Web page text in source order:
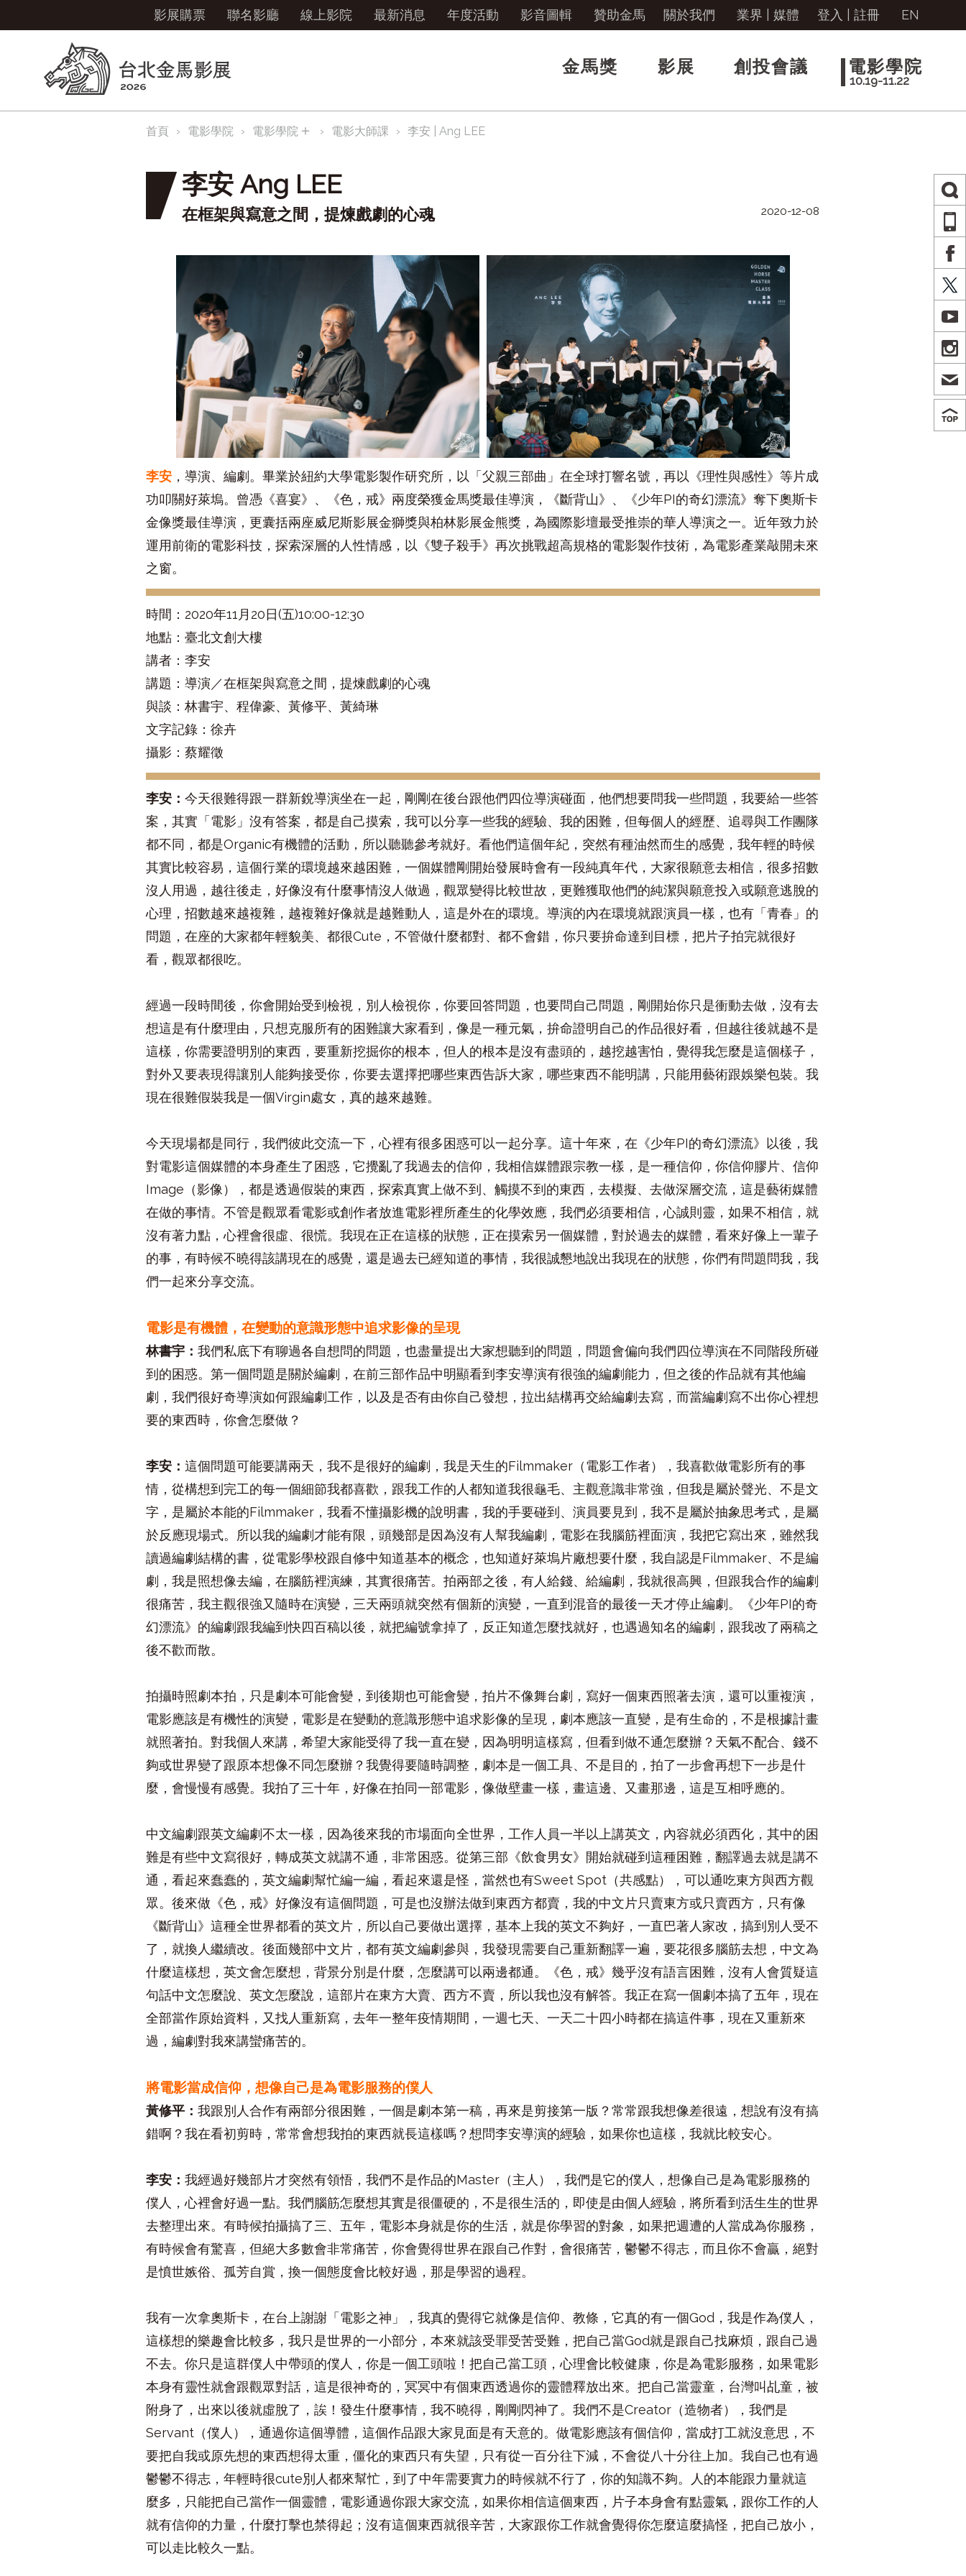
影展購票 聯名影廳 線上影院 最新消息 年度活動 影音圖輯 贊助金馬 關於我們 業界 | 媒體 登入 註冊 EN
金馬獎 影展 創投會議 電影學院
10.19-11.22
首頁 電影學院 電影學院 ＋ 電影大師課 李安 | Ang LEE
李安 Ang LEE
在框架與寫意之間，提煉戲劇的心魂 2020-12-08
李安 ，導演、編劇。畢業於紐約大學電影製作研究所，以「父親三部曲」在全球打響名號，再以《理性與感性》等片成
功叩關好萊塢。曾憑《喜宴》、《色，戒》兩度榮獲金馬獎最佳導演，《斷背山》、《少年PI的奇幻漂流》奪下奧斯卡
金像獎最佳導演，更囊括兩座威尼斯影展金獅獎與柏林影展金熊獎，為國際影壇最受推崇的華人導演之一。近年致力於
運用前衛的電影科技，探索深層的人性情感，以《雙子殺手》再次挑戰超高規格的電影製作技術，為電影產業敲開未來
之窗。
時間：2020年11月20日(五)10:00-12:30
地點：臺北文創大樓
講者：李安
講題：導演／在框架與寫意之間，提煉戲劇的心魂
與談：林書宇、程偉豪、黃修平、黃綺琳
文字記錄：徐卉
攝影：蔡耀徵
李安：今天很難得跟一群新銳導演坐在一起，剛剛在後台跟他們四位導演碰面，他們想要問我一些問題，我要給一些答
案，其實「電影」沒有答案，都是自己摸索，我可以分享一些我的經驗、我的困難，但每個人的經歷、追尋與工作團隊
都不同，都是Organic有機體的活動，所以聽聽參考就好。看他們這個年紀，突然有種油然而生的感覺，我年輕的時候
其實比較容易，這個行業的環境越來越困難，一個媒體剛開始發展時會有一段純真年代，大家很願意去相信，很多招數
沒人用過，越往後走，好像沒有什麼事情沒人做過，觀眾變得比較世故，更難獲取他們的純潔與願意投入或願意逃脫的
心理，招數越來越複雜，越複雜好像就是越難動人，這是外在的環境。導演的內在環境就跟演員一樣，也有「青春」的
問題，在座的大家都年輕貌美、都很Cute，不管做什麼都對、都不會錯，你只要拚命達到目標，把片子拍完就很好
看，觀眾都很吃。
經過一段時間後，你會開始受到檢視，別人檢視你，你要回答問題，也要問自己問題，剛開始你只是衝動去做，沒有去
想這是有什麼理由，只想克服所有的困難讓大家看到，像是一種元氣，拚命證明自己的作品很好看，但越往後就越不是
這樣，你需要證明別的東西，要重新挖掘你的根本，但人的根本是沒有盡頭的，越挖越害怕，覺得我怎麼是這個樣子，
對外又要表現得讓別人能夠接受你，你要去選擇把哪些東西告訴大家，哪些東西不能明講，只能用藝術跟娛樂包裝。我
現在很難假裝我是一個Virgin處女，真的越來越難。
今天現場都是同行，我們彼此交流一下，心裡有很多困惑可以一起分享。這十年來，在《少年PI的奇幻漂流》以後，我
對電影這個媒體的本身產生了困惑，它攪亂了我過去的信仰，我相信媒體跟宗教一樣，是一種信仰，你信仰膠片、信仰
Image（影像），都是透過假裝的東西，探索真實上做不到、觸摸不到的東西，去模擬、去做深層交流，這是藝術媒體
在做的事情。不管是觀眾看電影或創作者放進電影裡所產生的化學效應，我們必須要相信，心誠則靈，如果不相信，就
沒有著力點，心裡會很虛、很慌。我現在正在這樣的狀態，正在摸索另一個媒體，對於過去的媒體，看來好像上一輩子
的事，有時候不曉得該講現在的感覺，還是過去已經知道的事情，我很誠懇地說出我現在的狀態，你們有問題問我，我
們一起來分享交流。
電影是有機體，在變動的意識形態中追求影像的呈現
林書宇：我們私底下有聊過各自想問的問題，也盡量提出大家想聽到的問題，問題會偏向我們四位導演在不同階段所碰
到的困惑。第一個問題是關於編劇，在前三部作品中明顯看到李安導演有很強的編劇能力，但之後的作品就有其他編
劇，我們很好奇導演如何跟編劇工作，以及是否有由你自己發想，拉出結構再交給編劇去寫，而當編劇寫不出你心裡想
要的東西時，你會怎麼做？
李安：這個問題可能要講兩天，我不是很好的編劇，我是天生的Filmmaker（電影工作者），我喜歡做電影所有的事
情，從構想到完工的每一個細節我都喜歡，跟我工作的人都知道我很龜毛、主觀意識非常強，但我是屬於聲光、不是文
字，是屬於本能的Filmmaker，我看不懂攝影機的說明書，我的手要碰到、演員要見到，我不是屬於抽象思考式，是屬
於反應現場式。所以我的編劇才能有限，頭幾部是因為沒有人幫我編劇，電影在我腦筋裡面演，我把它寫出來，雖然我
讀過編劇結構的書，從電影學校跟自修中知道基本的概念，也知道好萊塢片廠想要什麼，我自認是Filmmaker、不是編
劇，我是照想像去編，在腦筋裡演練，其實很痛苦。拍兩部之後，有人給錢、給編劇，我就很高興，但跟我合作的編劇
很痛苦，我主觀很強又隨時在演變，三天兩頭就突然有個新的演變，一直到混音的最後一天才停止編劇。《少年PI的奇
幻漂流》的編劇跟我編到快四百稿以後，就把編號拿掉了，反正知道怎麼找就好，也遇過知名的編劇，跟我改了兩稿之
後不歡而散。
拍攝時照劇本拍，只是劇本可能會變，到後期也可能會變，拍片不像舞台劇，寫好一個東西照著去演，還可以重複演，
電影應該是有機性的演變，電影是在變動的意識形態中追求影像的呈現，劇本應該一直變，是有生命的，不是根據計畫
就照著拍。對我個人來講，希望大家能受得了我一直在變，因為明明這樣寫，但看到做不通怎麼辦？天氣不配合、錢不
夠或世界變了跟原本想像不同怎麼辦？我覺得要隨時調整，劇本是一個工具、不是目的，拍了一步會再想下一步是什
麼，會慢慢有感覺。我拍了三十年，好像在拍同一部電影，像做壁畫一樣，畫這邊、又畫那邊，這是互相呼應的。
中文編劇跟英文編劇不太一樣，因為後來我的市場面向全世界，工作人員一半以上講英文，內容就必須西化，其中的困
難是有些中文寫很好，轉成英文就講不通，非常困惑。從第三部《飲食男女》開始就碰到這種困難，翻譯過去就是講不
通，看起來蠢蠢的，英文編劇幫忙編一編，看起來還是怪，當然也有Sweet Spot（共感點），可以通吃東方與西方觀
眾。後來做《色，戒》好像沒有這個問題，可是也沒辦法做到東西方都賣，我的中文片只賣東方或只賣西方，只有像
《斷背山》這種全世界都看的英文片，所以自己要做出選擇，基本上我的英文不夠好，一直巴著人家改，搞到別人受不
了，就換人繼續改。後面幾部中文片，都有英文編劇參與，我發現需要自己重新翻譯一遍，要花很多腦筋去想，中文為
什麼這樣想，英文會怎麼想，背景分別是什麼，怎麼講可以兩邊都通。《色，戒》幾乎沒有語言困難，沒有人會質疑這
句話中文怎麼說、英文怎麼說，這部片在東方大賣、西方不賣，所以我也沒有解答。我正在寫一個劇本搞了五年，現在
全部當作原始資料，又找人重新寫，去年一整年疫情期間，一週七天、一天二十四小時都在搞這件事，現在又重新來
過，編劇對我來講蠻痛苦的。
將電影當成信仰，想像自己是為電影服務的僕人
黃修平：我跟別人合作有兩部分很困難，一個是劇本第一稿，再來是剪接第一版？常常跟我想像差很遠，想說有沒有搞
錯啊？我在看初剪時，常常會想我拍的東西就長這樣嗎？想問李安導演的經驗，如果你也這樣，我就比較安心。
李安：我經過好幾部片才突然有領悟，我們不是作品的Master（主人），我們是它的僕人，想像自己是為電影服務的
僕人，心裡會好過一點。我們腦筋怎麼想其實是很僵硬的，不是很生活的，即使是由個人經驗，將所看到活生生的世界
去整理出來。有時候拍攝搞了三、五年，電影本身就是你的生活，就是你學習的對象，如果把週遭的人當成為你服務，
有時候會有驚喜，但絕大多數會非常痛苦，你會覺得世界在跟自己作對，會很痛苦，鬱鬱不得志，而且你不會贏，絕對
是憤世嫉俗、孤芳自賞，換一個態度會比較好過，那是學習的過程。
我有一次拿奧斯卡，在台上謝謝「電影之神」，我真的覺得它就像是信仰、教條，它真的有一個God，我是作為僕人，
這樣想的樂趣會比較多，我只是世界的一小部分，本來就該受罪受苦受難，把自己當God就是跟自己找麻煩，跟自己過
不去。你只是這群僕人中帶頭的僕人，你是一個工頭啦！把自己當工頭，心理會比較健康，你是為電影服務，如果電影
本身有靈性就會跟觀眾對話，這是很神奇的，冥冥中有個東西透過你的靈體釋放出來。把自己當靈童，台灣叫乩童，被
附身了，出來以後就虛脫了，誒！發生什麼事情，我不曉得，剛剛閃神了。我們不是Creator（造物者），我們是
Servant（僕人），通過你這個導體，這個作品跟大家見面是有天意的。做電影應該有個信仰，當成打工就沒意思，不
要把自我或原先想的東西想得太重，僵化的東西只有失望，只有從一百分往下減，不會從八十分往上加。我自己也有過
鬱鬱不得志，年輕時很cute別人都來幫忙，到了中年需要實力的時候就不行了，你的知識不夠。人的本能跟力量就這
麼多，只能把自己當作一個靈體，電影通過你跟大家交流，如果你相信這個東西，片子本身會有點靈氣，跟你工作的人
就有信仰的力量，什麼打擊也禁得起；沒有這個東西就很辛苦，大家跟你工作就會覺得你怎麼這麼搞怪，把自己放小，
可以走比較久一點。
X